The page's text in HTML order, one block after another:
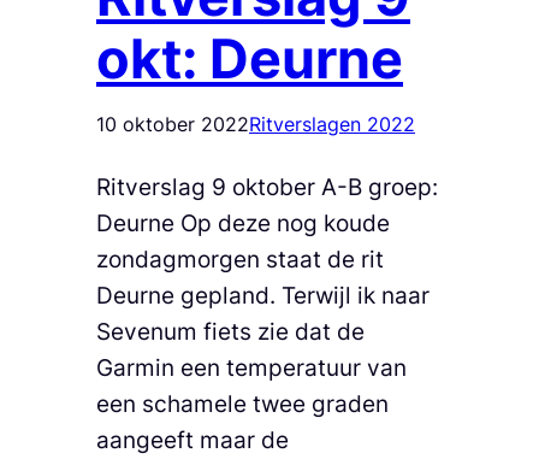
okt: Deurne
10 oktober 2022Ritverslagen 2022
Ritverslag 9 oktober A-B groep:
Deurne Op deze nog koude
zondagmorgen staat de rit
Deurne gepland. Terwijl ik naar
Sevenum fiets zie dat de
Garmin een temperatuur van
een schamele twee graden
aangeeft maar de